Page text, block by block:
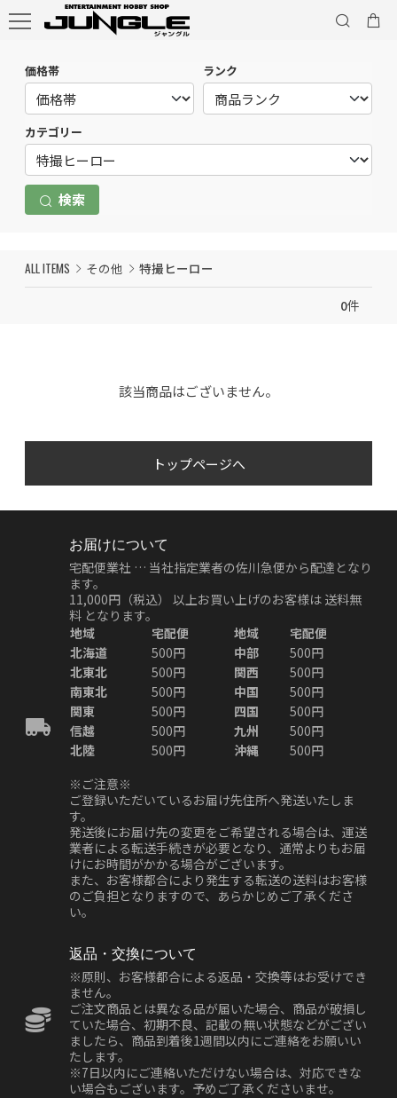
価格帯 ランク
カテゴリー
検索
ALL ITEMS その他 特撮ヒーロー
0件
該当商品はございません。
トップページへ
お届けについて
宅配便業社 … 当社指定業者の佐川急便から配達となり
ます。
11,000円（税込）
以上お買い上げのお客様は 送料無
料 となります。
地域
宅配便 地域
宅配便
北海道
500円 中部
500円
北東北
500円 関西
500円
南東北
500円 中国
500円
関東
500円 四国
500円
信越
500円 九州
500円
北陸
500円 沖縄
500円
※ご注意※
ご登録いただいているお届け先住所へ発送いたしま
す。
発送後にお届け先の変更をご希望される場合は、運送
業者による転送手続きが必要となり、通常よりもお届
けにお時間がかかる場合がございます。
また、お客様都合により発生する転送の送料はお客様
のご負担となりますので、あらかじめご了承くださ
い。
返品・交換について
※原則、お客様都合による返品・交換等はお受けでき
ません。
ご注文商品とは異なる品が届いた場合、商品が破損し
ていた場合、初期不良、記載の無い状態などがござい
ましたら、商品到着後1週間以内にご連絡をお願いい
たします。
※7日以内にご連絡いただけない場合は、対応できな
い場合もございます。予めご了承くださいませ。